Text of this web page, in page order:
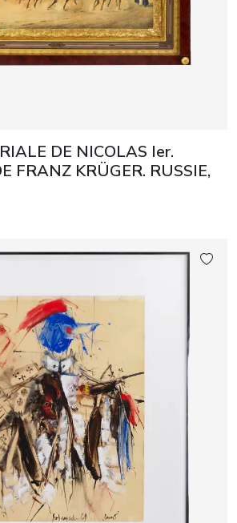
DE NICOLAS Ier.
FRANZ KRÜGER. RUSSIE,